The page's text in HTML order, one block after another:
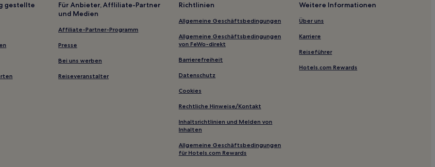
La Serra Hotels
Hotels nahe Bahnhof Montecatini Centro
Sambuca Pistoiese Hotels
gestellte
Für Anbieter, Affliliate-Partner
und Medien
Affiliate-Partner-Programm
Presse
Bei uns werben
Reiseveranstalter
Richtlinien
Allgemeine Geschäftsbedingungen
Allgemeine Geschäftsbedingungen
von FeWo-direkt
Barrierefreiheit
Datenschutz
Cookies
Rechtliche Hinweise/Kontakt
Inhaltsrichtlinien und Melden von
Inhalten
Allgemeine Geschäftsbedingungen
für Hotels.com Rewards
Weitere Informationen
Über uns
Karriere
Reiseführer
Hotels.com Rewards